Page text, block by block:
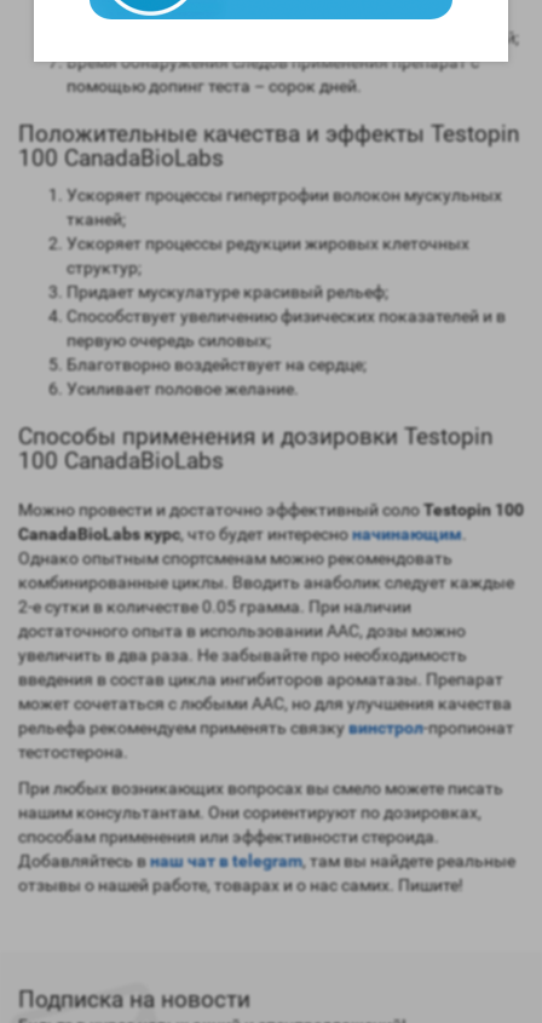
Форма выпуска – инъекционная;
Длительность воздействия на организм – от 2 до 3 дней;
Время обнаружения следов применения препарат с
помощью допинг теста – сорок дней.
Положительные качества и эффекты Testopin
100 CanadaBioLabs
Ускоряет процессы гипертрофии волокон мускульных
тканей;
Ускоряет процессы редукции жировых клеточных
структур;
Придает мускулатуре красивый рельеф;
Способствует увеличению физических показателей и в
первую очередь силовых;
Благотворно воздействует на сердце;
Усиливает половое желание.
Способы применения и дозировки Testopin
100 CanadaBioLabs
Можно провести и достаточно эффективный солоTestopin 100
CanadaBioLabs курс, что будет интересноначинающим
Однако опытным спортсменам можно рекомендовать
комбинированные циклы. Вводить анаболик следует каждые
2-е сутки в количестве 0.05 грамма. При наличии
достаточного опыта в использовании ААС, дозы можно
увеличить в два раза. Не забывайте про необходимость
введения в состав цикла ингибиторов ароматазы. Препарат
может сочетаться с любыми ААС, но для улучшения качества
рельефа рекомендуем применять связкувинстрол-пропионат
тестостерона.
При любых возникающих вопросах вы смело можете писать
нашим консультантам. Они сориентируют по дозировках,
способам применения или эффективности стероида.
Добавляйтесь внаш чат в telegram, там вы найдете реальные
отзывы о нашей работе, товарах и о нас самих. Пишите!
Подписка на новости